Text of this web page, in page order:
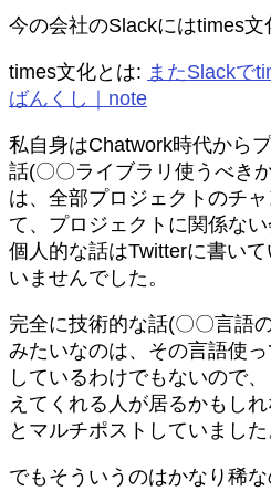
今の会社のSlackにはtimes文
times文化とは: またSlackで
ばんくし｜note
私自身はChatwork時代から
話(〇〇ライブラリ使うべき
は、全部プロジェクトのチ
て、プロジェクトに関係ない
個人的な話はTwitterに書い
いませんでした。
完全に技術的な話(〇〇言語
みたいなのは、その言語使
しているわけでもないので
えてくれる人が居るかもし
とマルチポストしていました
でもそういうのはかなり稀